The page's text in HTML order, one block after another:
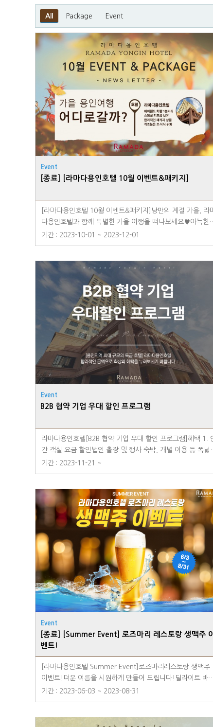
All Package Event
Event
[종료] [라마다용인호텔 10월 이벤트&패키지]
[라마다용인호텔 10월 이벤트&패키지]낭만의 계절 가을, 라
다용인호텔과 함께 특별한 가을 여행을 떠나보세요♥아늑한
객실과 편안한 시설로 여행의 피로를 풀고, 호텔 레스토랑에서
맛있는 음식을 즐기며 여행의 대미를 장식해보세요.가을 여행
인호텔에서 최상의 서비스와 함께 여러분을 기다립니다.■ 딜
라이트 바비큐 라운지 석식 뷔페가을 맞이 제철 식재료들로 더
욱 풍성해진 '딜라이트 바비큐 라운지 석식 뷔페'를 만나보세
요!- 매주 토요일 및 공휴일 전 일- 1부) 17:30~19:00 2부) 1
9:30~21:00- 특선메뉴 양갈비(램 숄더랙), 대게찜, LA갈비,
스테이크,대하구이, 스시, 사시미, 전어구이 등 #70여가지의
뷔페 요리■ 릴렉싱 선데이 PKG - 바쁜 일상을 벗어난 여유로
운 일요일을 위한 패키지- 조식 2인, 캔맥주, 감자칩 2종 제공-
13시 레이트 체크아웃 혜택 제공※일요일 체크인 기준■ 해피
아워 라운지 - 치즈플래터 및 스낵 & 맥주/하이볼 무제한 제
공, 여유로운 라운지- 1부) 13:00~14:30- 2부)
플PKG - 풍미 가득 치즈플래터 & 공정무역 와인 제공(객실 사
전 셋팅)※사전 예약 필수■ 로맨틱 프로포즈PKG - 스위트룸
필수■ 아이들을 위한 [키즈룸] 컬렉션아기자기한 핑크룸과
이싱카 컨셉의 레드룸 등 아이들이 좋아하는 특별한 키즈룸으
이지를 참고해주시기 바랍니다.홈페이지) http://www.rama
0
기간 : 2023-10-01 ~ 2023-12-01
Event
B2B 협약 기업 우대 할인 프로그램
라마다용인호텔[B2B 협약 기업 우대 할인 프로그램]혜택 1.
간 객실 요금 할인법인 출장 및 행사 숙박, 개별 이용 등 폭넓
제휴로 합리적인 객실 할인 요금 제공혜택 2. 레스토랑 할인
(조식 / 석식)호텔 직영 운영 및 특급 호텔 쉐프 그룹이 운영
및 세미나 할인대관 및 연회(뷔페/코스) 진행 시 단체 할인가
적용 및 특전 제공※ 본 제휴는 기업으로부터 어떠한 수수료
금품, 댓가를 요구하지 않는 제휴입니다.※ 상기 혜택 내용은
제휴 내용에 따라 변경될 수 있으며, 호텔 사정에 따라 협의하
에 변경될 수 있습니다.법인 기업 / 공기업 등 B2B 제휴 문의0
31-8097-6500rsvn@ramadayongin.com
기간 : 2023-11-21 ~
Event
[종료] [Summer Event] 로즈마리 레스토랑 생맥주 이
벤트!
[라마다용인호텔 Summer Event]로즈마리레스토랑 생맥주
이벤트!더운 여름을 시원하게 만들어 드립니다!딜라이트 바
큐 라운지 석식뷔페 이용 시 생맥주 1잔 무료!라마다용인호텔
에서 호캉스와 함께 격조높은 석식뷔페를 즐겨보세요~※ 본
기간 : 2023-06-03 ~ 2023-08-31